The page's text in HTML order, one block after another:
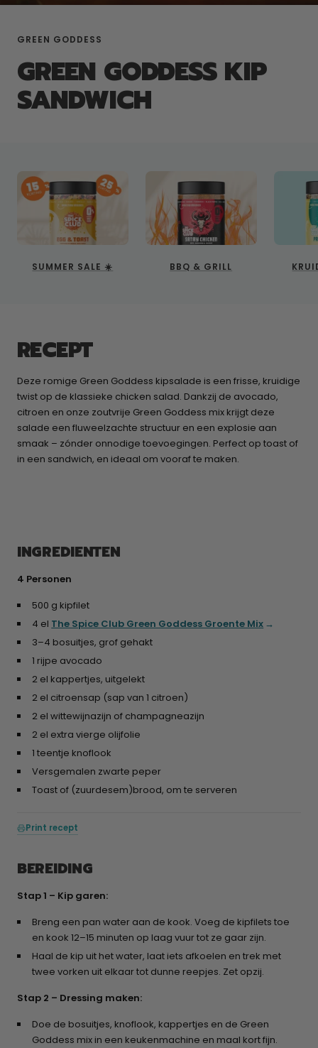
GREEN GODDESS
GREEN GODDESS KIP
SANDWICH
SUMMER SALE ☀️ BBQ & GRILL
RECEPT
Deze romige Green Goddess kipsalade is een frisse, kruidige
twist op de klassieke chicken salad. Dankzij de avocado,
citroen en onze zoutvrije Green Goddess mix krijgt deze
salade een fluweelzachte structuur en een explosie aan
smaak – zónder onnodige toevoegingen. Perfect op toast of
in een sandwich, en ideaal om vooraf te maken.
INGREDIENTEN
4 Personen
500 g kipfilet
4 el The Spice Club Green Goddess Groente Mix
3–4 bosuitjes, grof gehakt
1 rijpe avocado
2 el kappertjes, uitgelekt
2 el citroensap (sap van 1 citroen)
2 el wittewijnazijn of champagneazijn
2 el extra vierge olijfolie
1 teentje knoflook
Versgemalen zwarte peper
Toast of (zuurdesem)brood, om te serveren
Print recept
BEREIDING
Stap 1 – Kip garen:
Breng een pan water aan de kook. Voeg de kipfilets toe
en kook 12–15 minuten op laag vuur tot ze gaar zijn.
Haal de kip uit het water, laat iets afkoelen en trek met
twee vorken uit elkaar tot dunne reepjes. Zet opzij.
Stap 2 – Dressing maken:
Doe de bosuitjes, knoflook, kappertjes en de Green
Goddess mix in een keukenmachine en maal kort fijn.